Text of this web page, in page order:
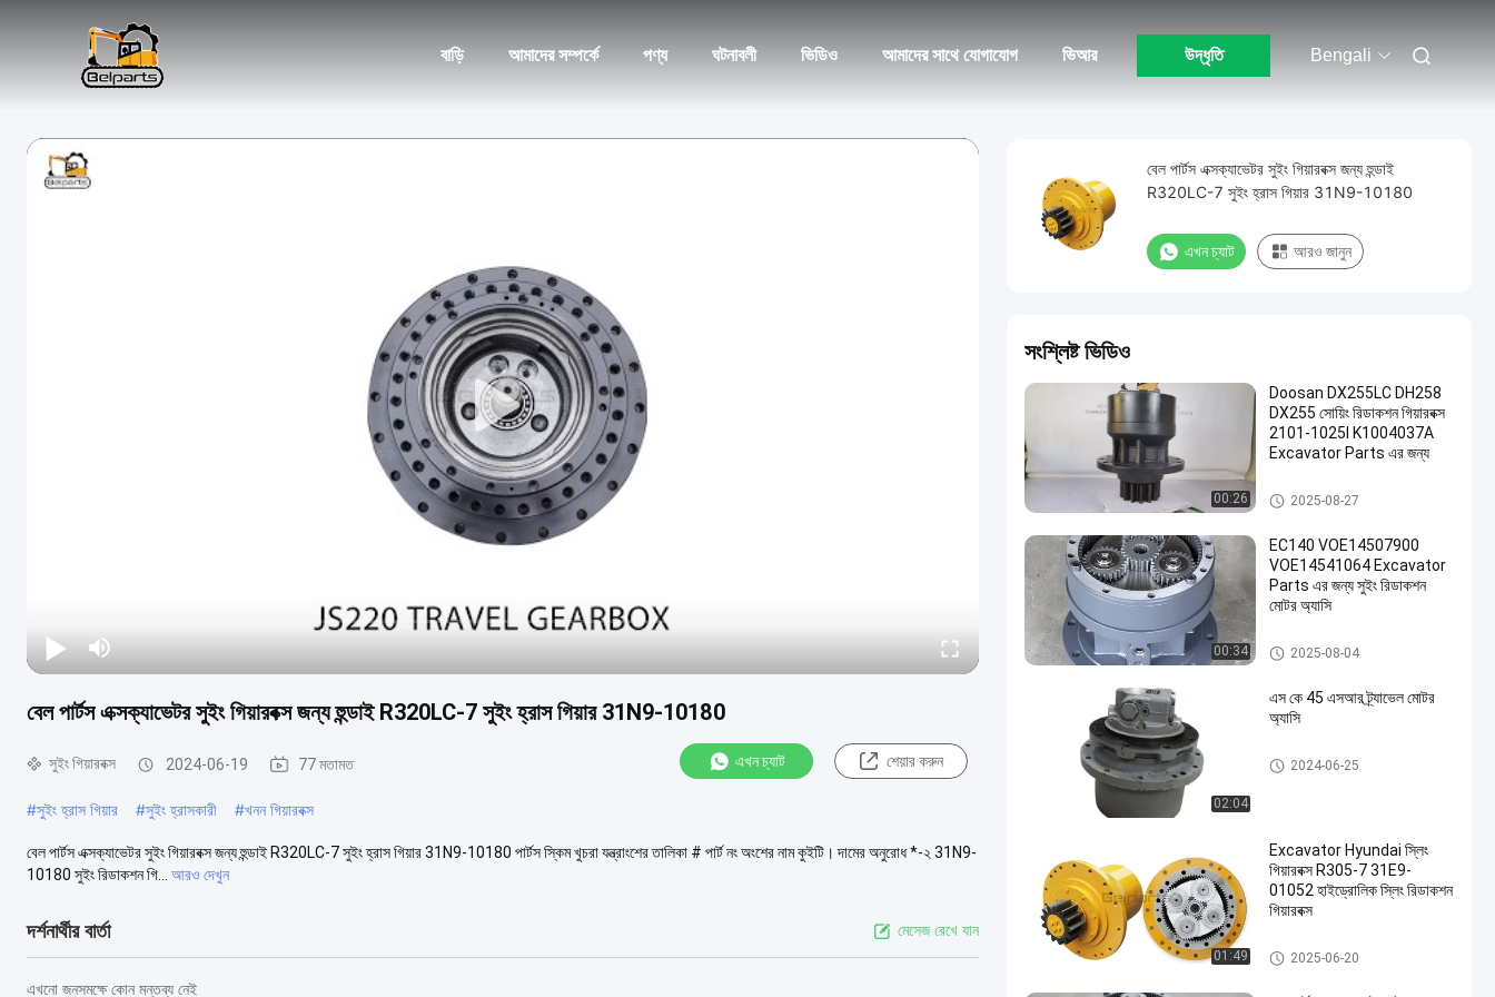
বাড়ি আমাদের সম্পর্কে পণ্য ঘটনাবলী ভিডিও আমাদের সাথে যোগাযোগ ভিআর উদ্ধৃতি Bengali
বেল পার্টস এক্সক্যাভেটর সুইং গিয়ারবক্স জন্য হুন্ডাই R320LC-7 সুইং হ্রাস গিয়ার 31N9-10180
সুইং গিয়ারবক্স 2024-06-19 77 মতামত এখন চ্যাট শেয়ার করুন
#সুইং হ্রাস গিয়ার #সুইং হ্রাসকারী #খনন গিয়ারবক্স
বেল পার্টস এক্সক্যাভেটর সুইং গিয়ারবক্স জন্য হুন্ডাই R320LC-7 সুইং হ্রাস গিয়ার 31N9-10180 পার্টস স্কিম খুচরা যন্ত্রাংশের তালিকা # পার্ট নং অংশের নাম কুইটি। দামের অনুরোধ *-২ 31N9-
10180 সুইং রিডাকশন গি...
আরও দেখুন
দর্শনার্থীর বার্তা মেসেজ রেখে যান
এখনো জনসমক্ষে কোন মন্তব্য নেই
বেল পার্টস এক্সক্যাভেটর সুইং গিয়ারবক্স জন্য হুন্ডাই
R320LC-7 সুইং হ্রাস গিয়ার 31N9-10180
এখন চ্যাট আরও জানুন
সংশ্লিষ্ট ভিডিও
00:26
Doosan DX255LC DH258
DX255 সোয়িং রিডাকশন গিয়ারবক্স
2101-1025I K1004037A
Excavator Parts এর জন্য
সুইং গিয়ারবক্স
2025-08-27
00:34
EC140 VOE14507900
VOE14541064 Excavator
Parts এর জন্য সুইং রিডাকশন
মোটর অ্যাসি
সুইং গিয়ারবক্স
2025-08-04
02:04
এস কে 45 এসআর ট্র্যাভেল মোটর
অ্যাসি
ভ্রমণ মোটর অ্যাসি
2024-06-25
01:49
Excavator Hyundai স্লিং
গিয়ারবক্স R305-7 31E9-
01052 হাইড্রোলিক স্লিং রিডাকশন
গিয়ারবক্স
সুইং গিয়ারবক্স
2025-06-20